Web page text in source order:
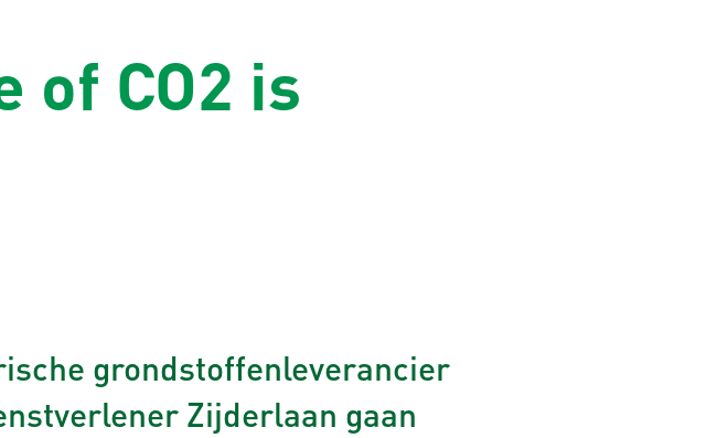
of CO2 is
grondstoffenleverancier
Zijderlaan gaan